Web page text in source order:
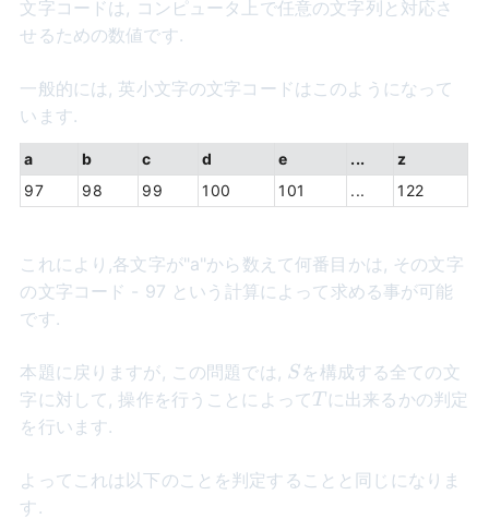
文字コードは, コンピュータ上で任意の文字列と対応さ
せるための数値です.
一般的には, 英小文字の文字コードはこのようになって
います.
a b c d e ...
z
97
98 99 100 101 ... 122
これにより,各文字が"a"から数えて何番目かは, その文字
の文字コード - 97 という計算によって求める事が可能
です.
本題に戻りますが, この問題では, S
Sを構成する全ての文
字に対して, 操作を行うことによってT
T に出来るかの判定
を行います.
よってこれは以下のことを判定することと同じになりま
す.